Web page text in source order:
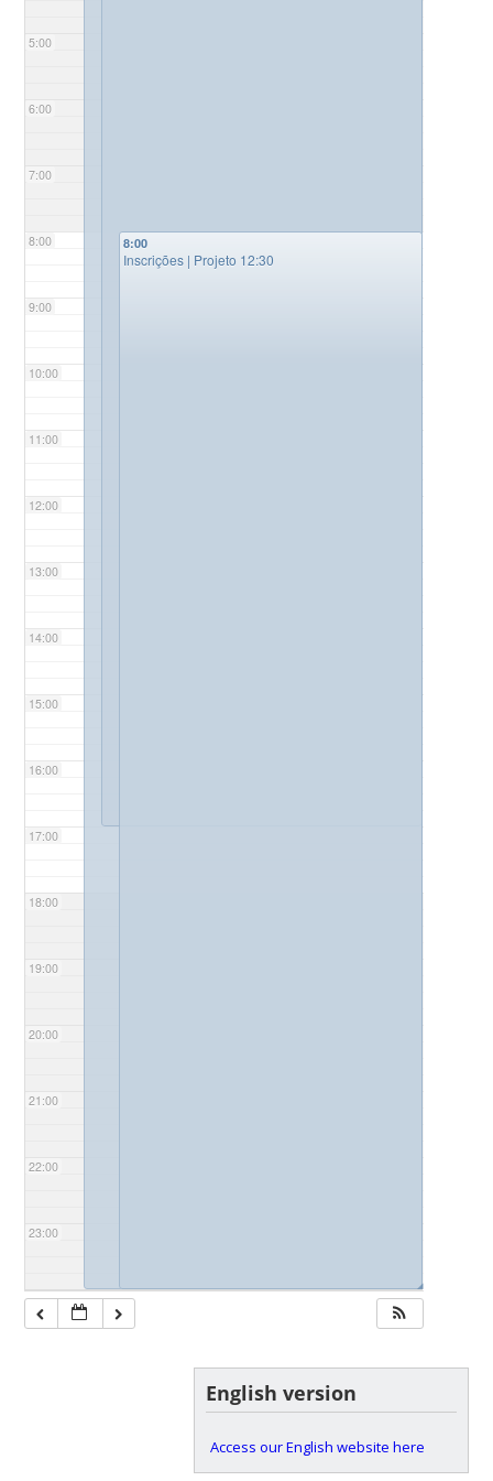
5:00
6:00
7:00
8:00
9:00
10:00
11:00
12:00
13:00
14:00
15:00
16:00
17:00
18:00
19:00
20:00
21:00
22:00
23:00
◢◢
8:00
Inscrições | Projeto 12:30
English version
Access our English website here